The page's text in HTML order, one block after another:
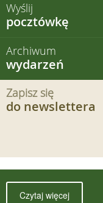
Wyślij
pocztówkę
Archiwum
wydarzeń
Zapisz się
do newslettera
Czytaj więcej